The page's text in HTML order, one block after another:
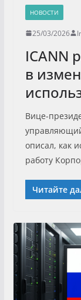
НОВОСТИ
25/03/2026
ICANN
в
Вице-
описал, как
работу
Читайте